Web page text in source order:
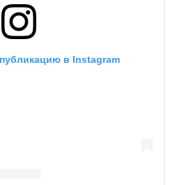
в Instagram